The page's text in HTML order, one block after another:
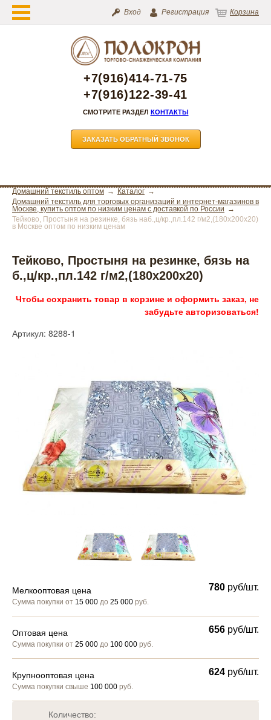
Вход Регистрация Корзина
+7(916)414-71-75
+7(916)122-39-41
СМОТРИТЕ РАЗДЕЛ КОНТАКТЫ
ЗАКАЗАТЬ ОБРАТНЫЙ ЗВОНОК
Домашний текстиль оптом
Каталог
Домашний текстиль для торговых организаций и интернет-магазинов в
Москве, купить оптом по низким ценам с доставкой по России
Тейково, Простыня на резинке, бязь наб.,ц/кр.,пл.142 г/м2,(180х200х20)
в Москве оптом по низким ценам
Тейково, Простыня на резинке, бязь на
б.,ц/кр.,пл.142 г/м2,(180х200х20)
Чтобы сохранить товар в корзине и оформить заказ, не
забудьте авторизоваться!
Артикул: 8288-1
Мелкооптовая цена
Сумма покупки от 15 000 до 25 000 руб.
780 руб/шт.
Оптовая цена
Сумма покупки от 25 000 до 100 000 руб.
656 руб/шт.
Крупнооптовая цена
Сумма покупки свыше 100 000 руб.
624 руб/шт.
Количество: